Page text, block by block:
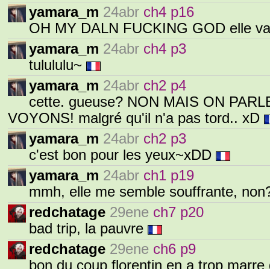
yamara_m 24abr ch4 p16
OH MY DALN FUCKING GOD elle
yamara_m 24abr ch4 p3
tulululu~
yamara_m 24abr ch2 p4
cette. gueuse? NON MAIS ON
VOYONS! malgré qu'il n'a pas tord.. xD
yamara_m 24abr ch2 p3
c'est bon pour les yeux~xDD
yamara_m 24abr ch1 p19
mmh, elle me semble souffrante,
redchatage 29ene ch7 p20
bad trip, la pauvre
redchatage 29ene ch6 p9
bon du coup florentin en a trop